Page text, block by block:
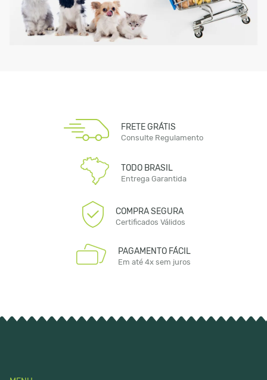
FRETE GRÁTIS
Consulte Regulamento
TODO BRASIL
Entrega Garantida
COMPRA SEGURA
Certificados Válidos
PAGAMENTO FÁCIL
Em até 4x sem juros